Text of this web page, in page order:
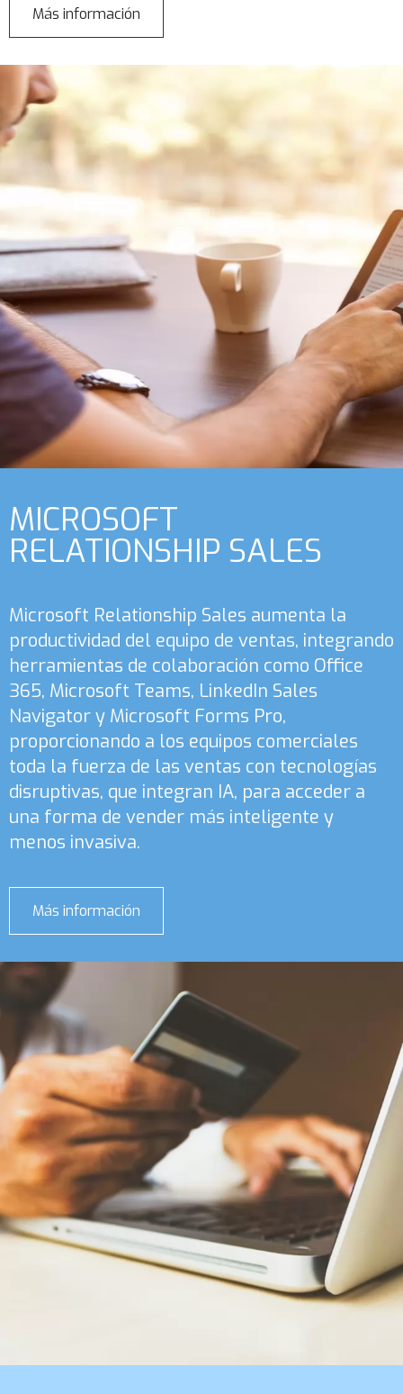
Más información
365
MICROSOFT
RELATIONSHIP SALES
Microsoft Relationship Sales aumenta la
productividad del equipo de ventas, integrando
herramientas de colaboración como Office
365, Microsoft Teams, LinkedIn Sales
Navigator y Microsoft Forms Pro,
proporcionando a los equipos comerciales
toda la fuerza de las ventas con tecnologías
disruptivas, que integran IA, para acceder a
una forma de vender más inteligente y
menos invasiva.
Más información
Relationship